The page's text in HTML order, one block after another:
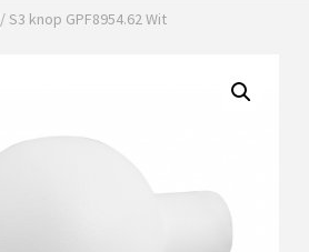
/ S3 knop GPF8954.62 Wit